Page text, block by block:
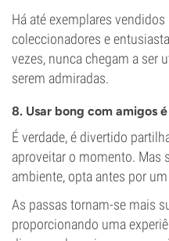
Há até exemplares
coleccionadores e
vezes, nunca chegam a ser
serem admiradas.
8. Usar bong com amigos
É verdade, é divertido
aproveitar o momento. Mas
ambiente, opta antes por
As passas tornam-se mais
proporcionando uma